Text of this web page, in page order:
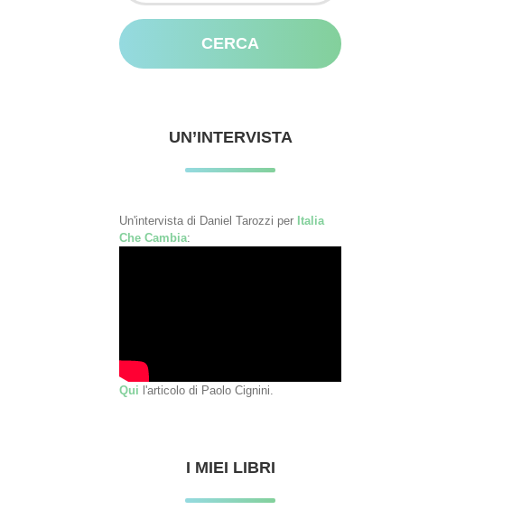
UN’INTERVISTA
Un'intervista di Daniel Tarozzi per Italia
Che Cambia:
Qui l'articolo di Paolo Cignini.
I MIEI LIBRI